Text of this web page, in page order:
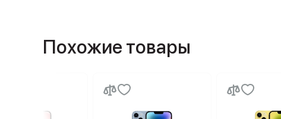
Похожие товары